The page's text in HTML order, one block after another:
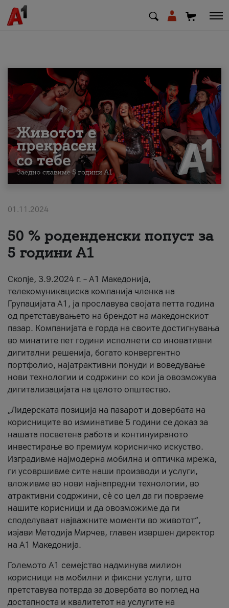
МК EN SQ
Приватни Деловни
Поддршка
Надополни кредит
За нас
01.11.2024
50 % роденденски попуст за
5 години А1
Скопје, 3.9.2024 г. – А1 Македонија,
телекомуникациска компанија членка на
Групацијата А1, ја прославува својата петта година
од претставувањето на брендот на македонскиот
пазар. Компанијата е горда на своите достигнувања
во минатите пет години исполнети со иновативни
дигитални решенија, богато конвергентно
портфолио, најатрактивни понуди и воведување
нови технологии и содржини со кои ја овозможува
дигитализацијата на целото општество.
„Лидерската позиција на пазарот и довербата на
корисниците во изминативе 5 години се доказ за
нашата посветена работа и континуираното
инвестирање во премиум корисничко искуство.
Изградивме најмодерна мобилна и оптичка мрежа,
ги усовршивме сите наши производи и услуги,
вложивме во нови најнапредни технологии, во
атрактивни содржини, сè со цел да ги поврземе
нашите корисници и да овозможиме да ги
споделуваат најважните моменти во животот“,
изјави Методија Мирчев, главен извршен директор
на А1 Македонија.
Големото А1 семејство надминува милион
корисници на мобилни и фиксни услуги, што
претставува потврда за довербата во поглед на
достапноста и квалитетот на услугите на